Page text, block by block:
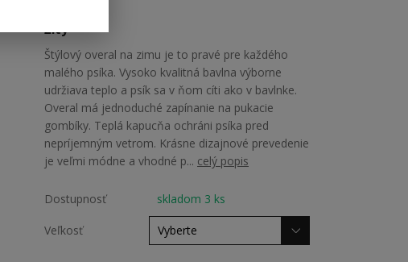
Žltý
Štýlový overal na zimu je to pravé pre každého
malého psíka. Vysoko kvalitná bavlna výborne
udržiava teplo a psík sa v ňom cíti ako v bavlnke.
Overal má jednoduché zapínanie na pukacie
gombíky. Teplá kapucňa ochráni psíka pred
nepríjemným vetrom. Krásne dizajnové prevedenie
je veľmi módne a vhodné p... celý popis
Dostupnosť skladom 3 ks
Veľkosť